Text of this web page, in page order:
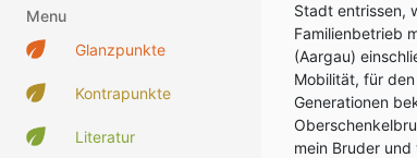
Menu
Glanzpunkte
Kontrapunkte
Literatur
Stadt entrissen,
Familienbetrieb
(Aargau)
Mobilität, für
Generationen
mein Bruder